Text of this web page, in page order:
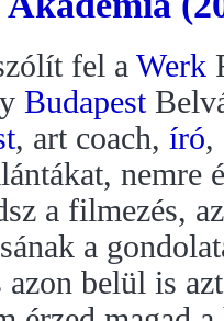
fel a Werk
Budapest
, art coach, író,
nemre
a filmezés,
a
belül is